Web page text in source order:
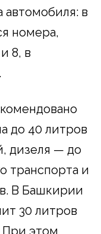
автомобиля: в
номера,
8, в
до 40 литров
дизеля — до
транспорта и
В Башкирии
30 литров
При этом